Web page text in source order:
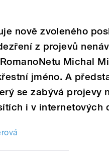
nově zvoleného
z projevů
Michal
jméno. A
se zabývá projevy
i v internetových